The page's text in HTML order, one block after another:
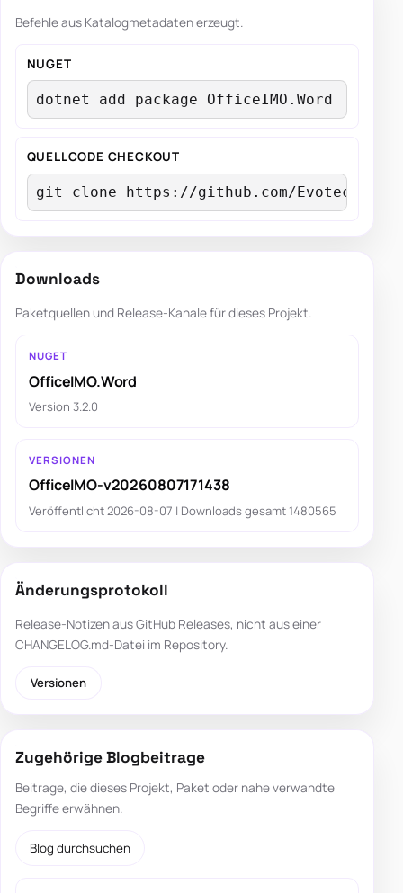
Befehle aus Katalogmetadaten erzeugt.
NUGET
dotnet add package OfficeIMO.Word
QUELLCODE CHECKOUT
git clone https://github.com/EvotecIT/
Downloads
Paketquellen und Release-Kanale für dieses Projekt.
NUGET
OfficeIMO.Word
Version 3.2.0
VERSIONEN
OfficeIMO-v20260807171438
Veröffentlicht 2026-08-07 | Downloads gesamt 1480565
Änderungsprotokoll
Release-Notizen aus GitHub Releases, nicht aus einer
CHANGELOG.md-Datei im Repository.
Versionen
Zugehörige Blogbeitrage
Beitrage, die dieses Projekt, Paket oder nahe verwandte
Begriffe erwähnen.
Blog durchsuchen